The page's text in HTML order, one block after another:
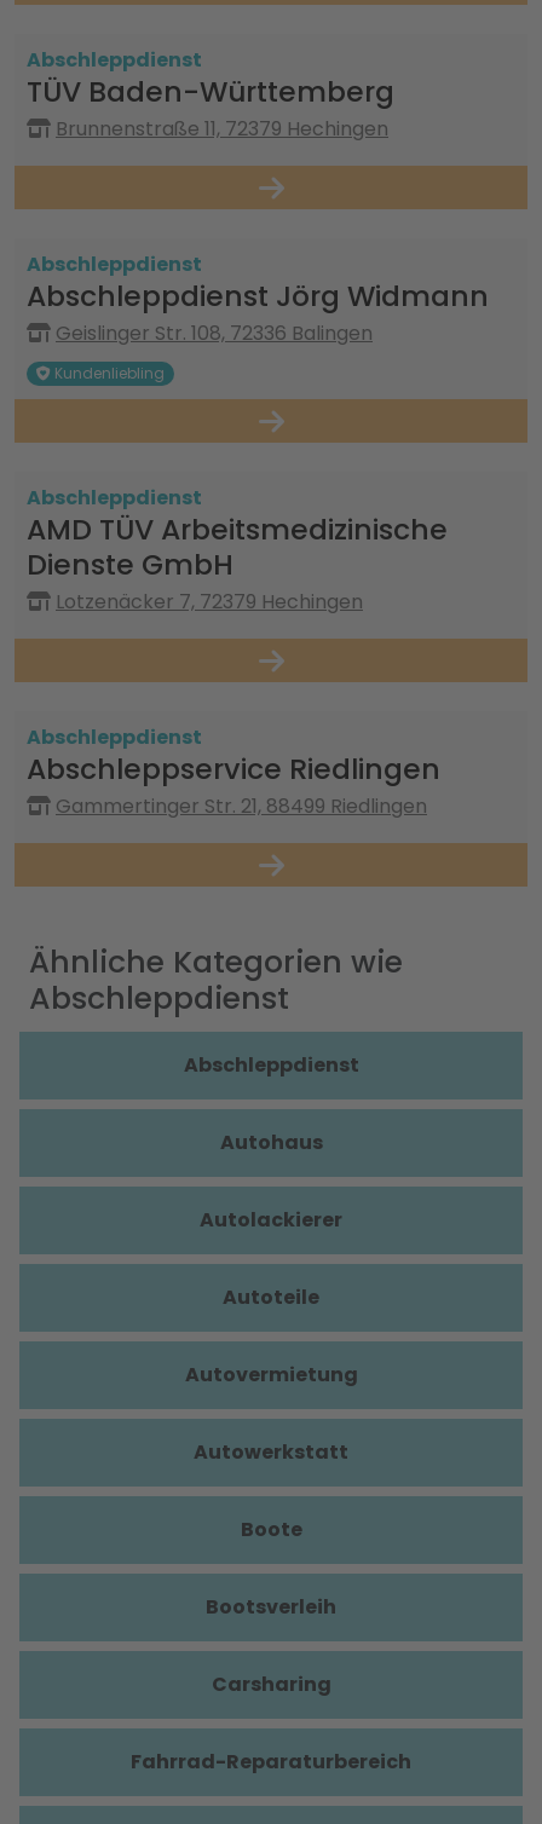
Abschleppdienst
TÜV Baden-Württemberg
Brunnenstraße 11, 72379 Hechingen
Abschleppdienst
Abschleppdienst Jörg Widmann
Geislinger Str. 108, 72336 Balingen
Kundenliebling
Abschleppdienst
AMD TÜV Arbeitsmedizinische
Dienste GmbH
Lotzenäcker 7, 72379 Hechingen
Abschleppdienst
Abschleppservice Riedlingen
Gammertinger Str. 21, 88499 Riedlingen
Ähnliche Kategorien wie
Abschleppdienst
Abschleppdienst
Autohaus
Autolackierer
Autoteile
Autovermietung
Autowerkstatt
Boote
Bootsverleih
Carsharing
Fahrrad-Reparaturbereich